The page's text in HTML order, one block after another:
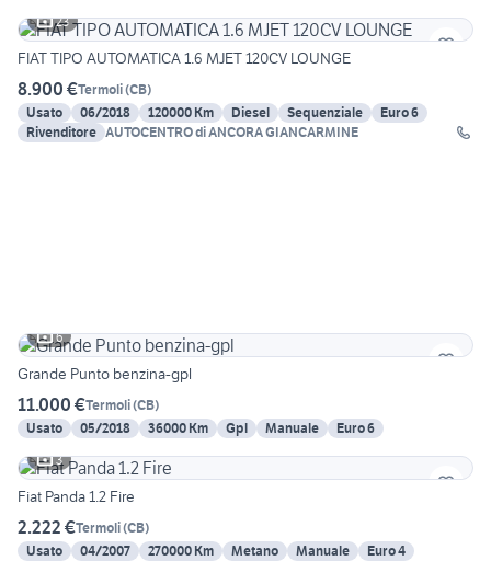
23
FIAT TIPO AUTOMATICA 1.6 MJET 120CV LOUNGE
8.900 €Termoli(CB)
Usato
06/2018 120000 Km Diesel Sequenziale
Euro 6
Rivenditore AUTOCENTRO di ANCORA GIANCARMINE
6
Grande Punto benzina-gpl
11.000 €Termoli(CB)
Usato
05/2018 36000 Km Gpl Manuale
Euro 6
3
Fiat Panda 1.2 Fire
2.222 €Termoli(CB)
Usato
04/2007 270000 Km Metano Manuale Euro 4